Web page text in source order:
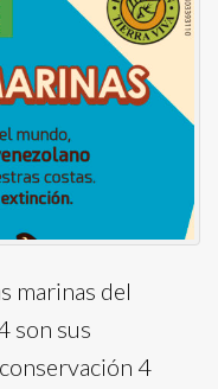
marinas del
son sus
4